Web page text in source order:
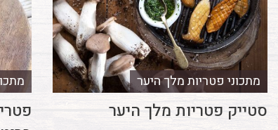
מתכוני פטריות מלך היער
סטייק פטריות מלך היער